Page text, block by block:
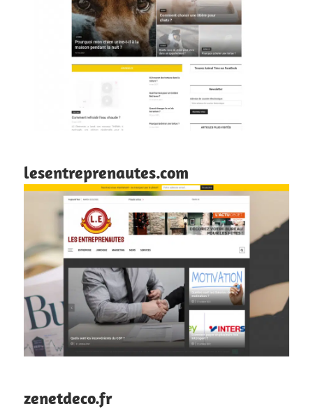
lesentreprenautes.com
zenetdeco.fr